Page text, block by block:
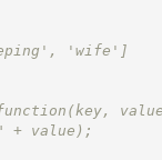
'wife']
+ value);